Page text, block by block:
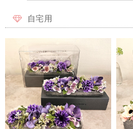
自宅用